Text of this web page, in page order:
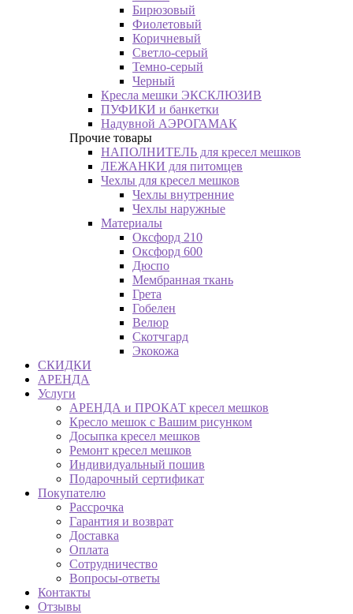
Бирюзовый
Фиолетовый
Коричневый
Светло-серый
Темно-серый
Черный
Кресла мешки ЭКСКЛЮЗИВ
ПУФИКИ и банкетки
Надувной АЭРОГАМАК
Прочие товары
НАПОЛНИТЕЛЬ для кресел мешков
ЛЕЖАНКИ для питомцев
Чехлы для кресел мешков
Чехлы внутренние
Чехлы наружные
Материалы
Оксфорд 210
Оксфорд 600
Дюспо
Мембранная ткань
Грета
Гобелен
Велюр
Скотчгард
Экокожа
СКИДКИ
АРЕНДА
Услуги
АРЕНДА и ПРОКАТ кресел мешков
Кресло мешок с Вашим рисунком
Досыпка кресел мешков
Ремонт кресел мешков
Индивидуальный пошив
Подарочный сертификат
Покупателю
Рассрочка
Гарантия и возврат
Доставка
Оплата
Сотрудничество
Вопросы-ответы
Контакты
Отзывы